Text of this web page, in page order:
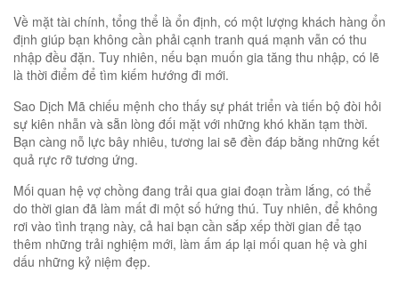
Về mặt tài chính, tổng thể là ổn định, có một lượng khách hàng ổn
định giúp bạn không cần phải cạnh tranh quá mạnh vẫn có thu
nhập đều đặn. Tuy nhiên, nếu bạn muốn gia tăng thu nhập, có lẽ
là thời điểm để tìm kiếm hướng đi mới.
Sao Dịch Mã chiếu mệnh cho thấy sự phát triển và tiến bộ đòi hỏi
sự kiên nhẫn và sẵn lòng đối mặt với những khó khăn tạm thời.
Bạn càng nỗ lực bây nhiêu, tương lai sẽ đền đáp bằng những kết
quả rực rỡ tương ứng.
Mối quan hệ vợ chồng đang trải qua giai đoạn trầm lắng, có thể
do thời gian đã làm mất đi một số hứng thú. Tuy nhiên, để không
rơi vào tình trạng này, cả hai bạn cần sắp xếp thời gian để tạo
thêm những trải nghiệm mới, làm ấm áp lại mối quan hệ và ghi
dấu những kỷ niệm đẹp.